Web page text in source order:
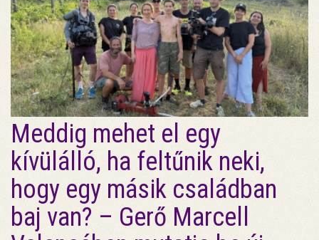
Meddig mehet el egy
kívülálló, ha feltűnik neki,
hogy egy másik családban
baj van? – Gerő Marcell